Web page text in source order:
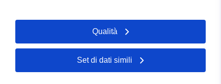
Qualità
Set di dati simili